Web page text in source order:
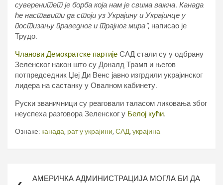
суверенитет је борба која нам је свима важна. Канада
ће наставити да стоји уз Украјину и Украјинце у
постизању праведног и трајног мира“, написао је
Трудо.
Чланови Демократске партије САД стали су у одбрану
Зеленског након што су Доналд Трамп и његов
потпредседник Џеј Ди Венс јавно изгрдили украјинског
лидера на састанку у Овалном кабинету.
Руски званичници су реаговали таласом ликовања због
неуспеха разговора Зеленског у Белој кући.
Ознаке: канада, рат у украјини, САД, украјина
АМЕРИЧКА АДМИНИСТРАЦИЈА МОГЛА БИ ДА